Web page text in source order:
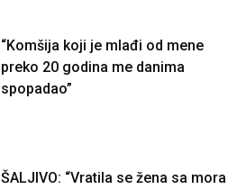
“Komšija koji je mlađi od mene
preko 20 godina me danima
spopadao”
ŠALJIVO: “Vratila se žena sa mora